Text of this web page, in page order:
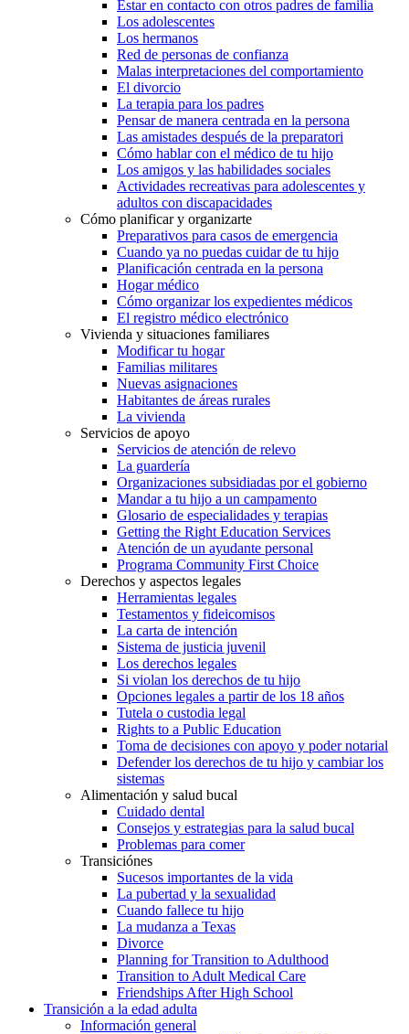
Estar en contacto con otros padres de familia
Los adolescentes
Los hermanos
Red de personas de confianza
Malas interpretaciones del comportamiento
El divorcio
La terapia para los padres
Pensar de manera centrada en la persona
Las amistades después de la preparatori
Cómo hablar con el médico de tu hijo
Los amigos y las habilidades sociales
Actividades recreativas para adolescentes y
adultos con discapacidades
Cómo planificar y organizarte
Preparativos para casos de emergencia
Cuando ya no puedas cuidar de tu hijo
Planificación centrada en la persona
Hogar médico
Cómo organizar los expedientes médicos
El registro médico electrónico
Vivienda y situaciones familiares
Modificar tu hogar
Familias militares
Nuevas asignaciones
Habitantes de áreas rurales
La vivienda
Servicios de apoyo
Servicios de atención de relevo
La guardería
Organizaciones subsidiadas por el gobierno
Mandar a tu hijo a un campamento
Glosario de especialidades y terapias
Getting the Right Education Services
Atención de un ayudante personal
Programa Community First Choice
Derechos y aspectos legales
Herramientas legales
Testamentos y fideicomisos
La carta de intención
Sistema de justicia juvenil
Los derechos legales
Si violan los derechos de tu hijo
Opciones legales a partir de los 18 años
Tutela o custodia legal
Rights to a Public Education
Toma de decisiones con apoyo y poder notarial
Defender los derechos de tu hijo y cambiar los
sistemas
Alimentación y salud bucal
Cuidado dental
Consejos y estrategias para la salud bucal
Problemas para comer
Transiciónes
Sucesos importantes de la vida
La pubertad y la sexualidad
Cuando fallece tu hijo
La mudanza a Texas
Divorce
Planning for Transition to Adulthood
Transition to Adult Medical Care
Friendships After High School
Transición a la edad adulta
Información general